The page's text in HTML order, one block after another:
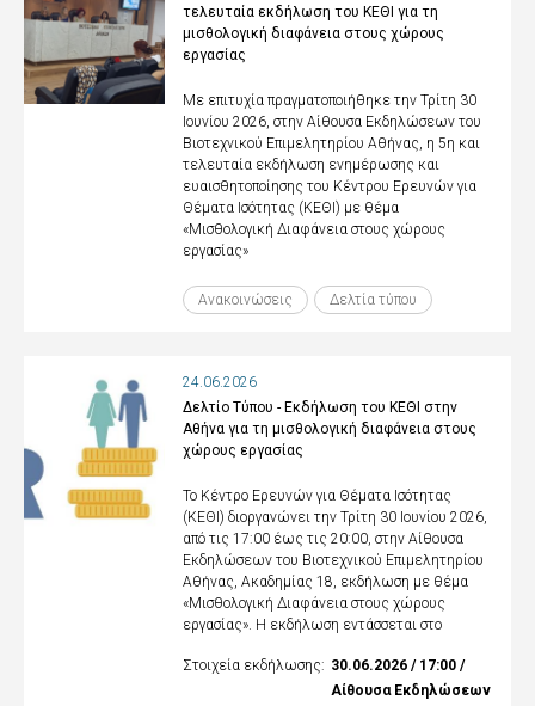
τελευταία εκδήλωση του ΚΕΘΙ για τη
μισθολογική διαφάνεια στους χώρους
εργασίας
Με επιτυχία πραγματοποιήθηκε την Τρίτη 30
Ιουνίου 2026, στην Αίθουσα Εκδηλώσεων του
Βιοτεχνικού Επιμελητηρίου Αθήνας, η 5η και
τελευταία εκδήλωση ενημέρωσης και
ευαισθητοποίησης του Κέντρου Ερευνών για
Θέματα Ισότητας (ΚΕΘΙ) με θέμα
«Μισθολογική Διαφάνεια στους χώρους
εργασίας»
Ανακοινώσεις Δελτία τύπου
24.06.2026
Δελτίο Τύπου - Εκδήλωση του ΚΕΘΙ στην
Αθήνα για τη μισθολογική διαφάνεια στους
χώρους εργασίας
Το Κέντρο Ερευνών για Θέματα Ισότητας
(ΚΕΘΙ) διοργανώνει την Τρίτη 30 Ιουνίου 2026,
από τις 17:00 έως τις 20:00, στην Αίθουσα
Εκδηλώσεων του Βιοτεχνικού Επιμελητηρίου
Αθήνας, Ακαδημίας 18, εκδήλωση με θέμα
«Μισθολογική Διαφάνεια στους χώρους
εργασίας». Η εκδήλωση εντάσσεται στο
Στοιχεία εκδήλωσης: 30.06.2026 / 17:00 /
Αίθουσα Εκδηλώσεων